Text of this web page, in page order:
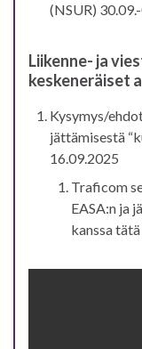
(NSUR)
Liikenne- ja
keskeneräiset
Kysymys/
jättämisestä
16.09.2025
Traficom
EASA:n ja
kanssa